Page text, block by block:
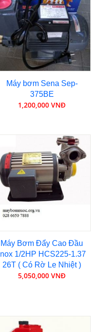
Máy bơm Sena Sep-
375BE
1,200,000 VNĐ
Máy Bơm Đẩy Cao Đầu
Inox 1/2HP HCS225-1.37
26T ( Có Rờ Le Nhiệt )
5,050,000 VNĐ